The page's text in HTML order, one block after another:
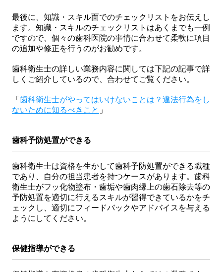
最後に、知識・スキル面でのチェックリストをお伝えし
ます。知識・スキルのチェックリストはあくまでも一例
ですので、個々の歯科医院の事情に合わせて柔軟に項目
の追加や修正を行うのがお勧めです。
歯科衛生士の詳しい業務内容に関しては下記の記事で詳
しくご紹介しているので、合わせてご覧ください。
「 歯科衛生士がやってはいけないことは？違法行為をし
ないために知るべきこと 」
歯科予防処置ができる
歯科衛生士は資格を生かして歯科予防処置ができる職種
であり、自分の担当患者を持つケースがあります。歯科
衛生士がフッ化物塗布・歯垢や歯肉縁上の歯石除去等の
予防処置を適切に行えるスキルが習得できているかをチ
ェックし、適切にフィードバックやアドバイスを与える
ようにしてください。
保健指導ができる